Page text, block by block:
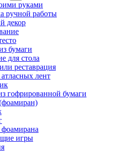
руками
ручной работы
декор
бумаги
для стола
реставрация
лент
гофрированной бумаги
игры